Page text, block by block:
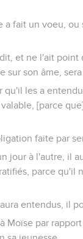
fait un voeu,
et ne l'ait point
son âme, sera
qu'il les a
[parce
faite par
jour à l'autre, il
parce qu'il
entendus, il
par